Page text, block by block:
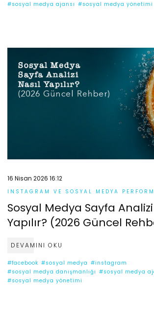
#sosyal medya ajansı #sosyal medya yönetimi
16 Nisan 2026 16:12
INSTAGRAM VE SOSYAL MEDYA
Sosyal Medya Sayfa Analizi
Yapılır? (2026 Güncel
DEVAMINI OKU
#facebook #sosyal medya #instagram
#sosyal medya danışmanlığı #sosyal medya
#sosyal medya yönetimi